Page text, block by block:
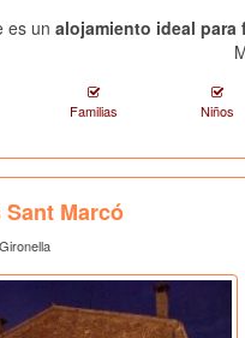
es unalojamiento ideal para
Familias Niños
Sant Marcó